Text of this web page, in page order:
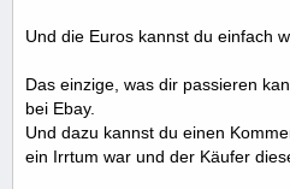
Und die Euros kannst du einfach
Das einzige, was dir passieren
bei Ebay.
Und dazu kannst du einen
ein Irrtum war und der Käufer